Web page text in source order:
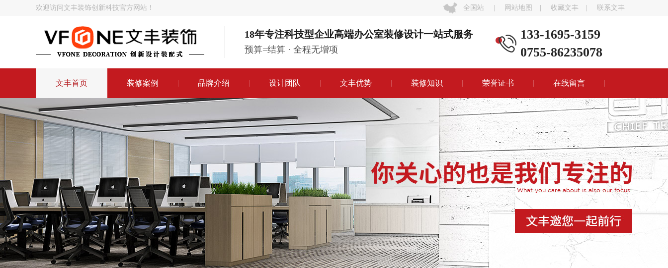
全国站 网站地图 收藏文丰 联系文丰
欢迎访问文丰装饰创新科技官方网站！
18年专注科技型企业高端办公室装修设计一站式服务
预算=结算 · 全程无增项
133-1695-3159
0755-86235078
文丰首页 装修案例 品牌介绍 设计团队 文丰优势 装修知识 荣誉证书 在线留言